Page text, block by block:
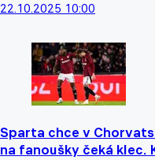
22.10.2025 10:00
Sparta chce v
na fanoušky čeká klec.